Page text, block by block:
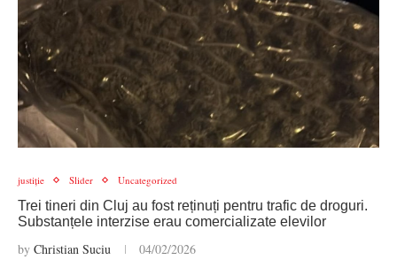
justiție Slider Uncategorized
Trei tineri din Cluj au fost reținuți pentru trafic de droguri.
Substanțele interzise erau comercializate elevilor
by Christian Suciu 04/02/2026